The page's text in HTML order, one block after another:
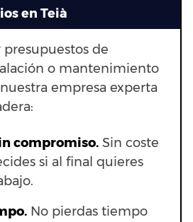
en Teià
de
o mantenimiento
empresa experta
compromiso. Sin coste
si al final quieres
No pierdas tiempo